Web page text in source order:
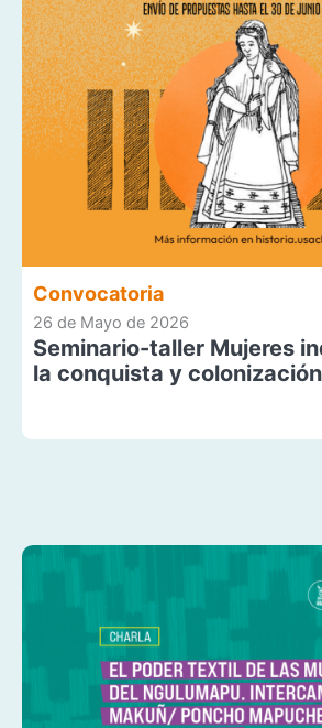
Convocatoria
26 de Mayo de 2026
Seminario-taller Mujeres
la conquista y